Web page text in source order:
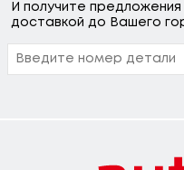
И получите
доставкой до Вашего